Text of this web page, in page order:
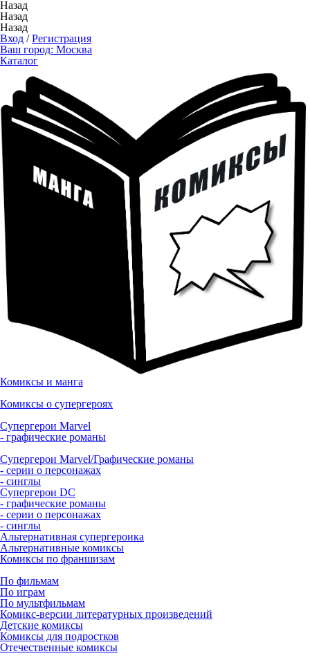
Назад
Назад
Назад
Вход /Регистрация
Ваш город: Москва
Каталог
Комиксы и манга
Комиксы о супергероях
Супергерои Marvel
- графические романы
Супергерои Marvel/Графические романы
- серии о персонажах
- синглы
Супергерои DC
- графические романы
- серии о персонажах
- синглы
Альтернативная супергероика
Альтернативные комиксы
Комиксы по франшизам
По фильмам
По играм
По мультфильмам
Комикс-версии литературных произведений
Детские комиксы
Комиксы для подростков
Отечественные комиксы